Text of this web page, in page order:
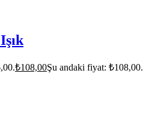
₺108,00Şu andaki fiyat: ₺108,00.